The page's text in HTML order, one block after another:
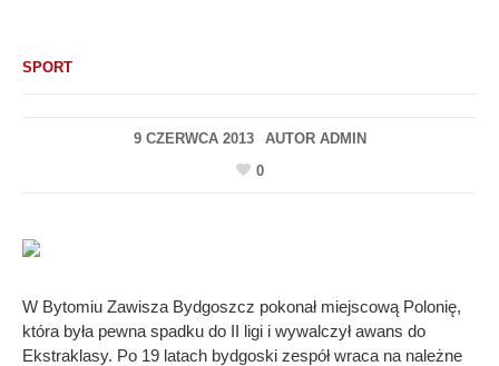
SPORT
9 CZERWCA 2013 AUTOR ADMIN
0
W Bytomiu Zawisza Bydgoszcz pokonał miejscową Polonię,
która była pewna spadku do II ligi i wywalczył awans do
Ekstraklasy. Po 19 latach bydgoski zespół wraca na należne